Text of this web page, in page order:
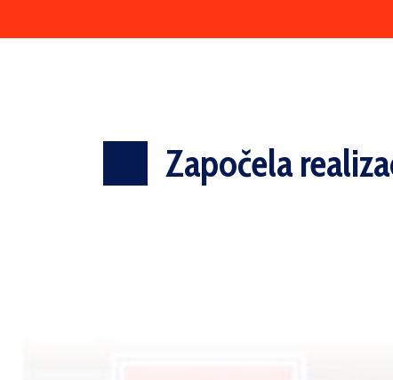
Započela